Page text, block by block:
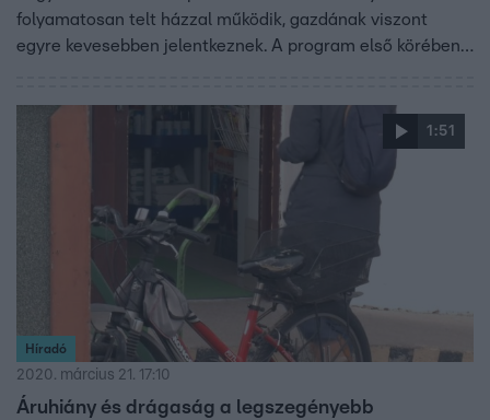
folyamatosan telt házzal működik, gazdának viszont
egyre kevesebben jelentkeznek. A program első körében
1:51
Híradó
2020. március 21. 17:10
Áruhiány és drágaság a legszegényebb